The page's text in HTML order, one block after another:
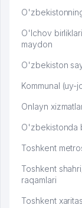
O'lchov
maydon
O'zbekiston
Kommunal (uy-
Onlayn
O'zbekistonda
Toshkent
Toshkent
raqamlari
Toshkent